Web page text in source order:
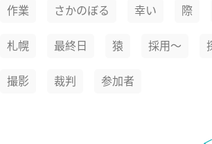
作業 さかのぼる 幸い 際
札幌 最終日 猿 採用～
撮影 裁判 参加者